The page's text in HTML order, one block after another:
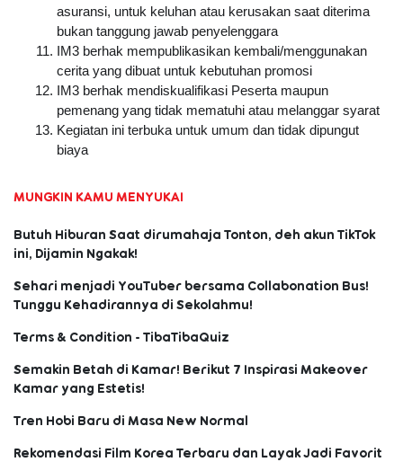
asuransi, untuk keluhan atau kerusakan saat diterima
bukan tanggung jawab penyelenggara
IM3 berhak mempublikasikan kembali/menggunakan
cerita yang dibuat untuk kebutuhan promosi
IM3 berhak mendiskualifikasi Peserta maupun
pemenang yang tidak mematuhi atau melanggar syarat
Kegiatan ini terbuka untuk umum dan tidak dipungut
biaya
MUNGKIN KAMU MENYUKAI
Butuh Hiburan Saat dirumahaja Tonton, deh akun TikTok
ini, Dijamin Ngakak!
Sehari menjadi YouTuber bersama Collabonation Bus!
Tunggu Kehadirannya di Sekolahmu!
Terms & Condition - TibaTibaQuiz
Semakin Betah di Kamar! Berikut 7 Inspirasi Makeover
Kamar yang Estetis!
Tren Hobi Baru di Masa New Normal
Rekomendasi Film Korea Terbaru dan Layak Jadi Favorit